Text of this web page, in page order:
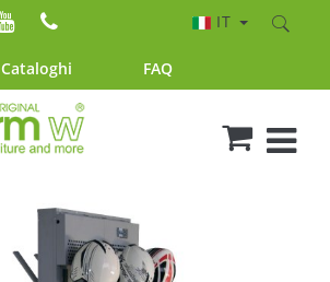
Cataloghi FAQ
IT